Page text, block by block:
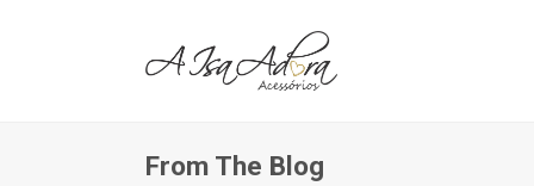
From The Blog